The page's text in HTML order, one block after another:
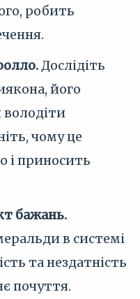
робить
Дослідіть
його
володіти
чому це
і приносить
бажань.
в системі
та нездатність
почуття.